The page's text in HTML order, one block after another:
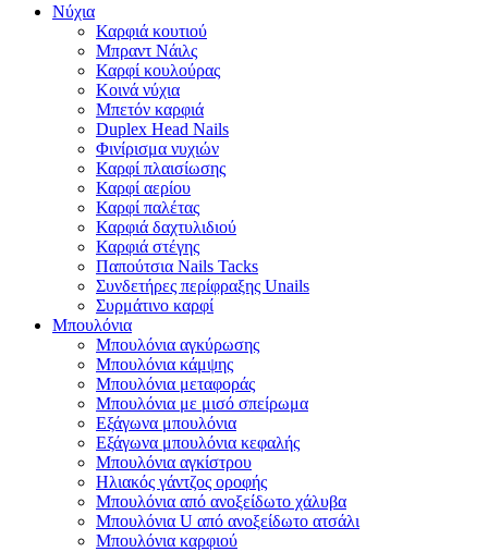
Νύχια
Καρφιά κουτιού
Μπραντ Νάιλς
Καρφί κουλούρας
Κοινά νύχια
Μπετόν καρφιά
Duplex Head Nails
Φινίρισμα νυχιών
Καρφί πλαισίωσης
Καρφί αερίου
Καρφί παλέτας
Καρφιά δαχτυλιδιού
Καρφιά στέγης
Παπούτσια Nails Tacks
Συνδετήρες περίφραξης Unails
Συρμάτινο καρφί
Μπουλόνια
Μπουλόνια αγκύρωσης
Μπουλόνια κάμψης
Μπουλόνια μεταφοράς
Μπουλόνια με μισό σπείρωμα
Εξάγωνα μπουλόνια
Εξάγωνα μπουλόνια κεφαλής
Μπουλόνια αγκίστρου
Ηλιακός γάντζος οροφής
Μπουλόνια από ανοξείδωτο χάλυβα
Μπουλόνια U από ανοξείδωτο ατσάλι
Μπουλόνια καρφιού